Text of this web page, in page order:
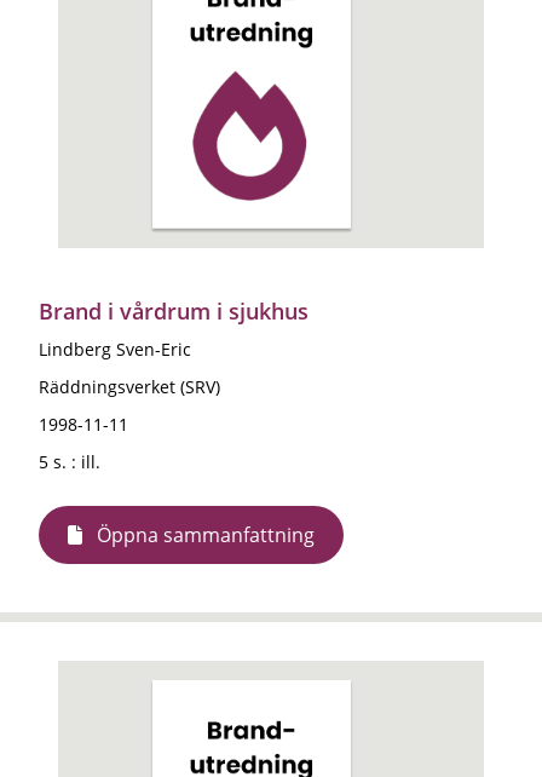
Brand i vårdrum i sjukhus
Lindberg Sven-Eric
Räddningsverket (SRV)
1998-11-11
5 s. : ill.
Öppna sammanfattning